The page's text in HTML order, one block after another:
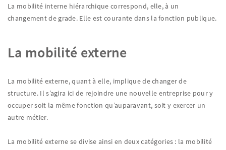
La mobilité interne hiérarchique correspond, elle, à un
changement de grade. Elle est courante dans la fonction publique.
La mobilité externe
La mobilité externe, quant à elle, implique de changer de
structure. Il s’agira ici de rejoindre une nouvelle entreprise pour y
occuper soit la même fonction qu’auparavant, soit y exercer un
autre métier.
La mobilité externe se divise ainsi en deux catégories : la mobilité